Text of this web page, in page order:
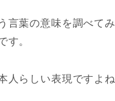
言葉の意味を調べてみ
す。
人らしい表現ですよね